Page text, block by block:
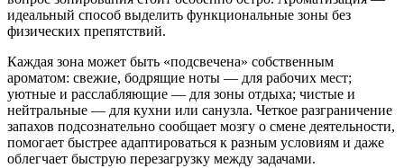
идеальный способ выделить функциональные зоны без
физических препятствий.
Каждая зона может быть «подсвечена» собственным
ароматом: свежие, бодрящие ноты — для рабочих мест;
уютные и расслабляющие — для зоны отдыха; чистые и
нейтральные — для кухни или санузла. Четкое разграничение
запахов подсознательно сообщает мозгу о смене деятельности,
помогает быстрее адаптироваться к разным условиям и даже
облегчает быструю перезагрузку между задачами.